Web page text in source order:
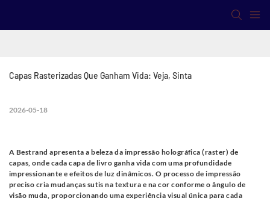
Capas Rasterizadas Que Ganham Vida: Veja, Sinta
2026-05-18
A Bestrand apresenta a beleza da impressão holográfica (raster) de
capas, onde cada capa de livro ganha vida com uma profundidade
impressionante e efeitos de luz dinâmicos. O processo de impressão
preciso cria mudanças sutis na textura e na cor conforme o ângulo de
visão muda, proporcionando uma experiência visual única para cada